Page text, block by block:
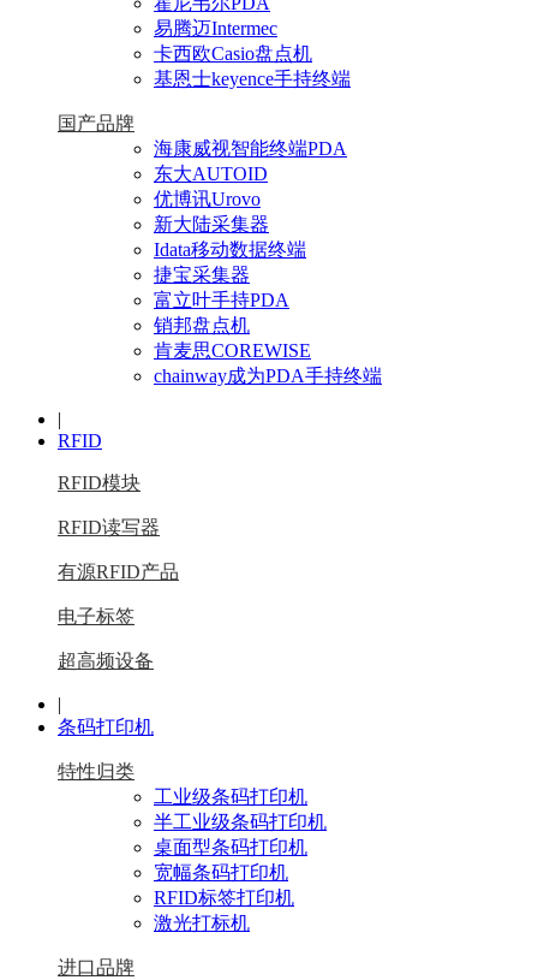
易腾迈Intermec
卡西欧Casio盘点机
基恩士keyence手持终端
国产品牌
海康威视智能终端PDA
东大AUTOID
优博讯Urovo
新大陆采集器
Idata移动数据终端
捷宝采集器
富立叶手持PDA
销邦盘点机
肯麦思COREWISE
chainway成为PDA手持终端
|
RFID
RFID模块
RFID读写器
有源RFID产品
电子标签
超高频设备
|
条码打印机
特性归类
工业级条码打印机
半工业级条码打印机
桌面型条码打印机
宽幅条码打印机
RFID标签打印机
激光打标机
进口品牌